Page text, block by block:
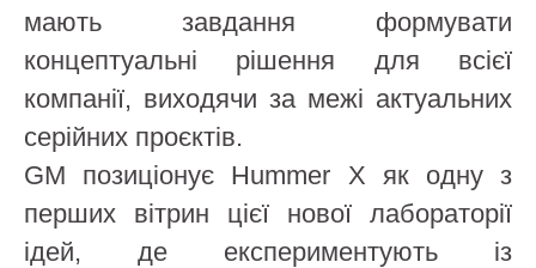
мають завдання формувати
концептуальні рішення для всієї
компанії, виходячи за межі актуальних
серійних проєктів.
GM позиціонує Hummer X як одну з
перших вітрин цієї нової лабораторії
ідей, де експериментують із